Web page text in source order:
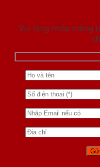
Vui lòng nhập thông